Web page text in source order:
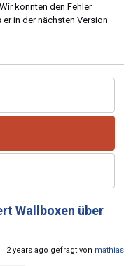
konnten den Fehler
in der nächsten Version
Wallboxen über
2 years ago gefragt von mathias